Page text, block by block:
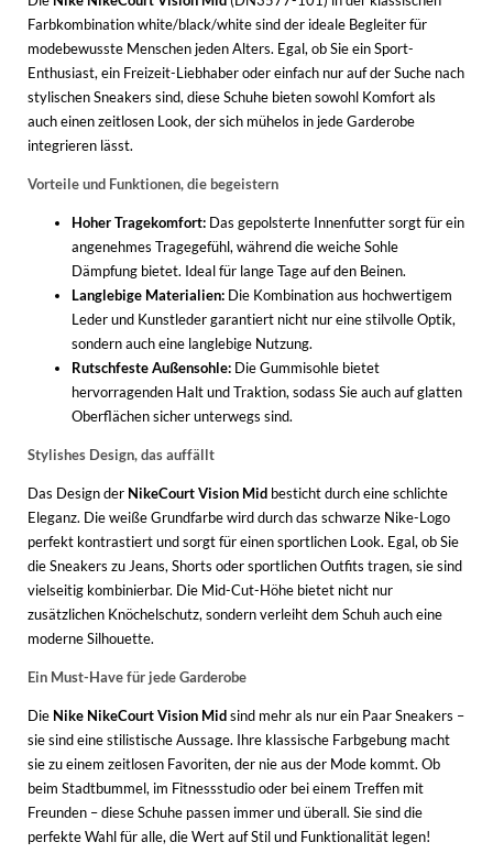
Farbkombination white/black/white sind der ideale Begleiter für
modebewusste Menschen jeden Alters. Egal, ob Sie ein Sport-
Enthusiast, ein Freizeit-Liebhaber oder einfach nur auf der Suche nach
stylischen Sneakers sind, diese Schuhe bieten sowohl Komfort als
auch einen zeitlosen Look, der sich mühelos in jede Garderobe
integrieren lässt.
Vorteile und Funktionen, die begeistern
Hoher Tragekomfort: Das gepolsterte Innenfutter sorgt für ein
angenehmes Tragegefühl, während die weiche Sohle
Dämpfung bietet. Ideal für lange Tage auf den Beinen.
Langlebige Materialien: Die Kombination aus hochwertigem
Leder und Kunstleder garantiert nicht nur eine stilvolle Optik,
sondern auch eine langlebige Nutzung.
Rutschfeste Außensohle: Die Gummisohle bietet
hervorragenden Halt und Traktion, sodass Sie auch auf glatten
Oberflächen sicher unterwegs sind.
Stylishes Design, das auffällt
Das Design der NikeCourt Vision Mid besticht durch eine schlichte
Eleganz. Die weiße Grundfarbe wird durch das schwarze Nike-Logo
perfekt kontrastiert und sorgt für einen sportlichen Look. Egal, ob Sie
die Sneakers zu Jeans, Shorts oder sportlichen Outfits tragen, sie sind
vielseitig kombinierbar. Die Mid-Cut-Höhe bietet nicht nur
zusätzlichen Knöchelschutz, sondern verleiht dem Schuh auch eine
moderne Silhouette.
Ein Must-Have für jede Garderobe
Die Nike NikeCourt Vision Midsind mehr als nur ein Paar Sneakers –
sie sind eine stilistische Aussage. Ihre klassische Farbgebung macht
sie zu einem zeitlosen Favoriten, der nie aus der Mode kommt. Ob
beim Stadtbummel, im Fitnessstudio oder bei einem Treffen mit
Freunden – diese Schuhe passen immer und überall. Sie sind die
perfekte Wahl für alle, die Wert auf Stil und Funktionalität legen!